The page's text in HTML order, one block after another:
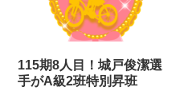
115期8人目！城戸俊潔選
手がA級2班特別昇班